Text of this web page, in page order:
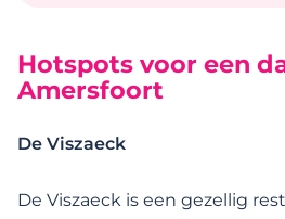
Hotspots voor een
Amersfoort
De Viszaeck
De Viszaeck is een gezellig